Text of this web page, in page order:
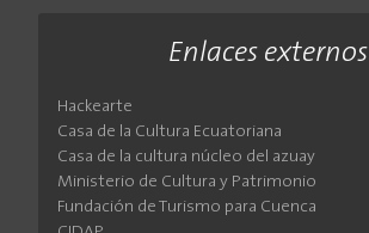
Enlaces externos
Hackearte
Casa de la Cultura Ecuatoriana
Casa de la cultura núcleo del azuay
Ministerio de Cultura y Patrimonio
Fundación de Turismo para Cuenca